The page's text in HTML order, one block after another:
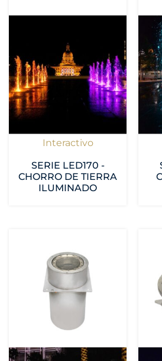
Interactivo
SERIE LED170 -
CHORRO DE TIERRA
ILUMINADO